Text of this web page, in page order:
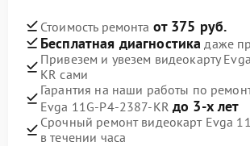
Стоимость ремонта от 375 руб.
Бесплатная диагностика даже
Привезем и увезем видеокарту
KR сами
Гарантия на наши работы по
Evga 11G-P4-2387-KR до 3-х лет
Срочный ремонт видеокарт Evga
в течении часа